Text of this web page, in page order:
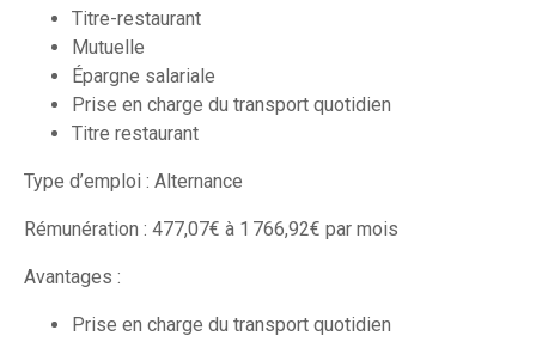
Titre-restaurant
Mutuelle
Épargne salariale
Prise en charge du transport quotidien
Titre restaurant
Type d’emploi : Alternance
Rémunération : 477,07€ à 1 766,92€ par mois
Avantages :
Prise en charge du transport quotidien